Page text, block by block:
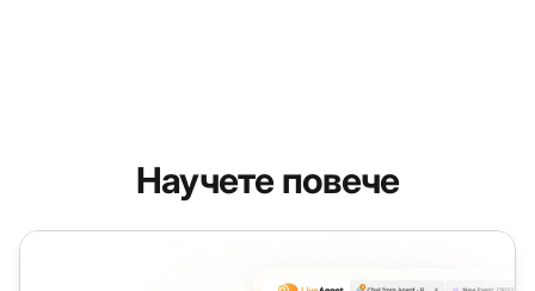
Научете повече
Приложения за чат